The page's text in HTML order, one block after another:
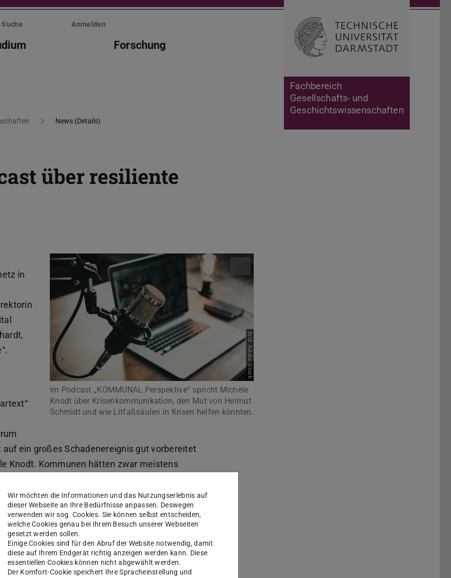
Fachbereich
Gesellschafts- und
Geschichtswissenschaften
Suche Anmelden
Forschung Suche öffnen
News (Details)
über resiliente
Bild: Adobe Stock
Im Podcast „KOMMUNAL.Perspektive“ spricht Michèle
Knodt über Krisenkommunikation, den Mut von Helmut
Schmidt und wie Litfaßsäulen in Krisen helfen könnten.
in
ein großes Schadenereignis gut vorbereitet
Knodt. Kommunen hätten zwar meistens
Verschiedene Krisenszenarien müssten
der Krise.“ Ein Umdenken finde mittlerweile
„war ein Wachrüttler.“
A und O.“
Wir möchten die Informationen und das Nutzungserlebnis auf
dieser Webseite an Ihre Bedürfnisse anpassen. Deswegen
verwenden wir sog. Cookies. Sie können selbst entscheiden,
welche Cookies genau bei Ihrem Besuch unserer Webseiten
gesetzt werden sollen.
Einige Cookies sind für den Abruf der Website notwendig, damit
diese auf Ihrem Endgerät richtig anzeigen werden kann. Diese
essentiellen Cookies können nicht abgewählt werden.
Der Komfort-Cookie speichert Ihre Spracheinstellung und